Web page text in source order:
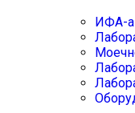
ИФА-